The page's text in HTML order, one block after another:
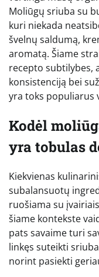
Moliūgų sriuba su
kuri niekada
švelnų saldumą,
aromatą. Šiame
recepto subtilybes,
konsistenciją bei
yra toks populiarus
Kodėl
yra tobulas
Kiekvienas
subalansuotų
ruošiama su
šiame kontekste
pats savaime turi
linkęs suteikti
norint pasiekti